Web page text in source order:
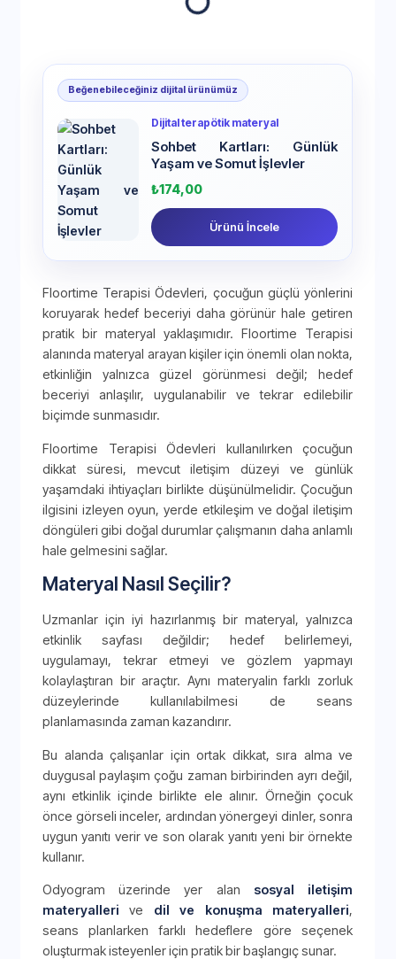
Beğenebileceğiniz dijital ürünümüz
Dijital terapötik materyal
Sohbet Kartları: Günlük
Yaşam ve Somut İşlevler
₺174,00
Ürünü İncele
Floortime Terapisi Ödevleri, çocuğun güçlü yönlerini
koruyarak hedef beceriyi daha görünür hale getiren
pratik bir materyal yaklaşımıdır. Floortime Terapisi
alanında materyal arayan kişiler için önemli olan nokta,
etkinliğin yalnızca güzel görünmesi değil; hedef
beceriyi anlaşılır, uygulanabilir ve tekrar edilebilir
biçimde sunmasıdır.
Floortime Terapisi Ödevleri kullanılırken çocuğun
dikkat süresi, mevcut iletişim düzeyi ve günlük
yaşamdaki ihtiyaçları birlikte düşünülmelidir. Çocuğun
ilgisini izleyen oyun, yerde etkileşim ve doğal iletişim
döngüleri gibi doğal durumlar çalışmanın daha anlamlı
hale gelmesini sağlar.
Materyal Nasıl Seçilir?
Uzmanlar için iyi hazırlanmış bir materyal, yalnızca
etkinlik sayfası değildir; hedef belirlemeyi,
uygulamayı, tekrar etmeyi ve gözlem yapmayı
kolaylaştıran bir araçtır. Aynı materyalin farklı zorluk
düzeylerinde kullanılabilmesi de seans
planlamasında zaman kazandırır.
Bu alanda çalışanlar için ortak dikkat, sıra alma ve
duygusal paylaşım çoğu zaman birbirinden ayrı değil,
aynı etkinlik içinde birlikte ele alınır. Örneğin çocuk
önce görseli inceler, ardından yönergeyi dinler, sonra
uygun yanıtı verir ve son olarak yanıtı yeni bir örnekte
kullanır.
Odyogram üzerinde yer alan sosyal iletişim
materyalleri ve dil ve konuşma materyalleri,
seans planlarken farklı hedeflere göre seçenek
oluşturmak isteyenler için pratik bir başlangıç sunar.